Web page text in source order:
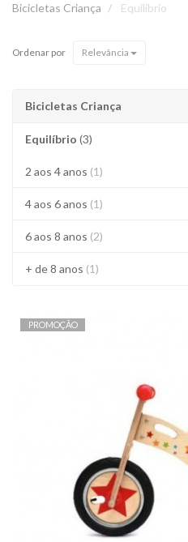
Bicicletas Criança Equilíbrio
Ordenar por Relevância
Bicicletas Criança
Equilíbrio (3)
2 aos 4 anos (1)
4 aos 6 anos (1)
6 aos 8 anos (2)
+ de 8 anos (1)
PROMOÇÃO